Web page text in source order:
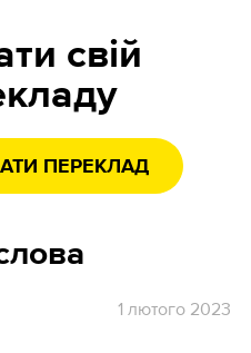
свій
ПЕРЕКЛАД
1 лютого 2023